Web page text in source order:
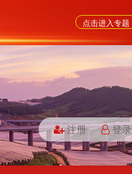
点击进入专题
注册 登录